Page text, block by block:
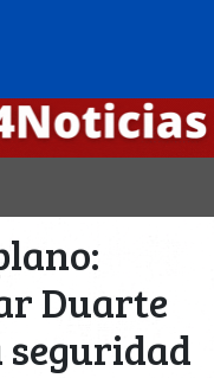
Duarte
seguridad